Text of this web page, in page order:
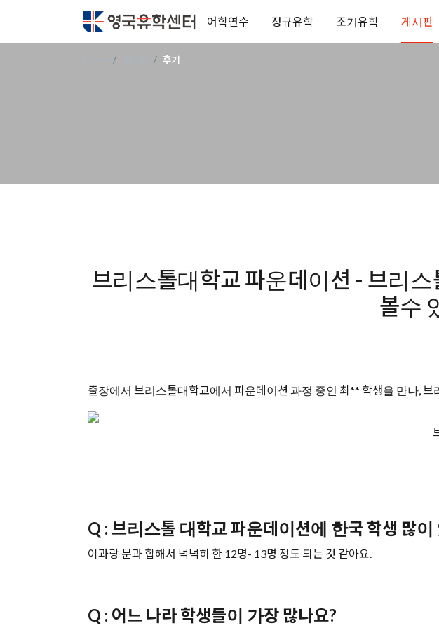
어학연수 정규유학 조기유학 게시판
후기
브리스톨대학교 파운데이션 - 브리
볼수
출장에서 브리스톨대학교에서 파운데이션 과정 중인 최** 학생을 만나,
Q : 브리스톨 대학교 파운데이션에 한국 학생 많
이과랑 문과 합해서 넉넉히 한 12명- 13명 정도 되는 것 같아요.
Q : 어느 나라 학생들이 가장 많나요?